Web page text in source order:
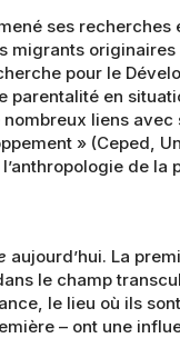
ses
migrants originaires
pour le
en
liens avec
» (Ceped,
de la
aujourd’hui. La
le champ
le lieu où ils
– ont une